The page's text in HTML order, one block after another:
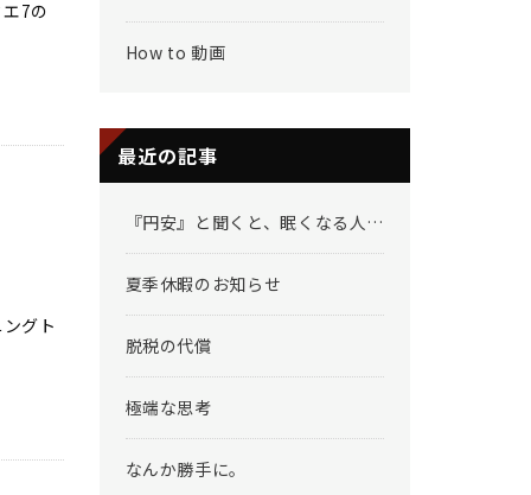
7の
グト
How to 動画
最近の記事
『円安』と聞くと、眠くなる人へ
夏季休暇のお知らせ
脱税の代償
極端な思考
なんか勝手に。